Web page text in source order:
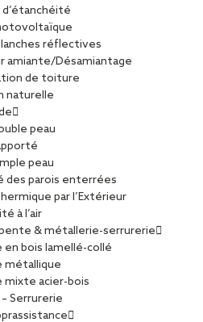
réflectives
amiante/Désamiantage
de toiture
naturelle
peau
peau
des parois enterrées
par l’Extérieur
à l’air
& métallerie-serrurerie
en bois lamellé-collé
métallique
mixte acier-bois
Serrurerie